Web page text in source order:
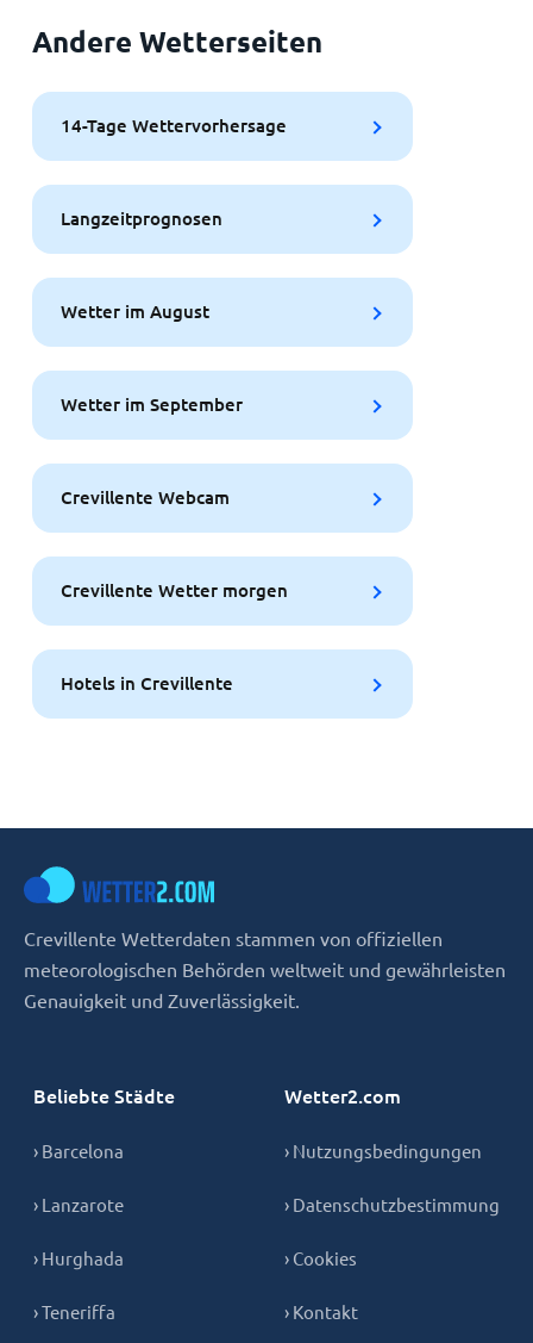
Andere Wetterseiten
14-Tage Wettervorhersage
Langzeitprognosen
Wetter im August
Wetter im September
Crevillente Webcam
Crevillente Wetter morgen
Hotels in Crevillente
Crevillente Wetterdaten stammen von offiziellen
meteorologischen Behörden weltweit und gewährleisten
Genauigkeit und Zuverlässigkeit.
Beliebte Städte
› Barcelona
› Lanzarote
› Hurghada
› Teneriffa
Wetter2.com
› Nutzungsbedingungen
› Datenschutzbestimmung
› Cookies
› Kontakt